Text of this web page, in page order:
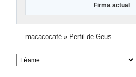
Firma actual
macacocafé » Perfil de Geus